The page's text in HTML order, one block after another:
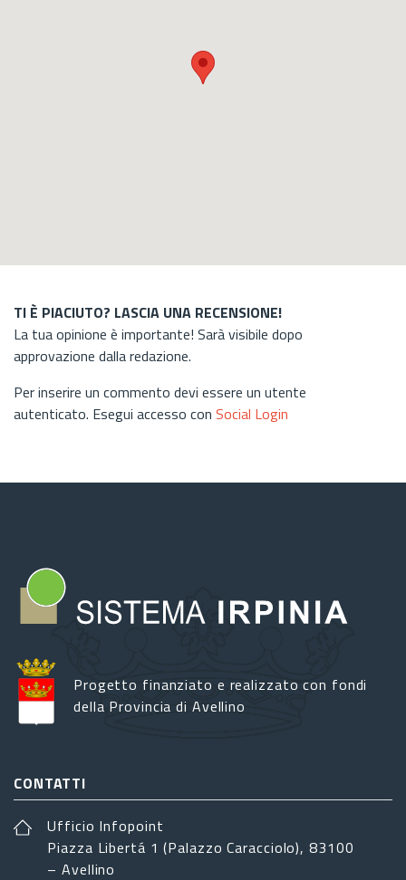
TI È PIACIUTO? LASCIA UNA RECENSIONE!
La tua opinione è importante! Sarà visibile dopo
approvazione dalla redazione.
Per inserire un commento devi essere un utente
autenticato. Esegui accesso con Social Login
Progetto finanziato e realizzato con fondi
della Provincia di Avellino
CONTATTI
Ufficio Infopoint
Piazza Libertá 1 (Palazzo Caracciolo), 83100
– Avellino